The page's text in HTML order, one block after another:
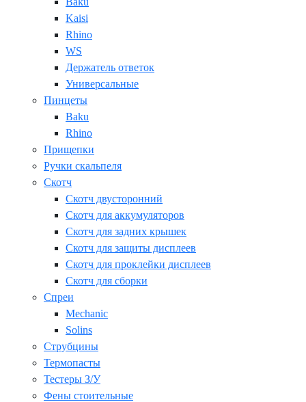
Kaisi
Rhino
WS
Держатель ответок
Универсальные
Пинцеты
Baku
Rhino
Прищепки
Ручки скальпеля
Скотч
Скотч двусторонний
Скотч для аккумуляторов
Скотч для задних крышек
Скотч для защиты дисплеев
Скотч для проклейки дисплеев
Скотч для сборки
Спреи
Mechanic
Solins
Струбцины
Термопасты
Тестеры З/У
Фены стоительные